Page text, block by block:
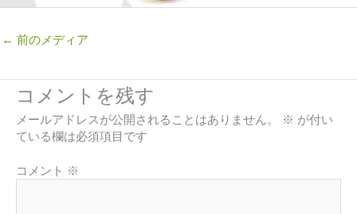
← 前のメディア
コメントを残す
メールアドレスが公開されることはありません。 ※ が付い
ている欄は必須項目です
コメント ※